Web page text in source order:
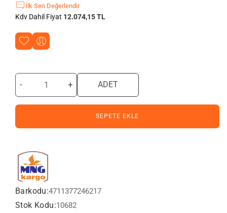
İlk Sen Değerlendir
Kdv Dahil Fiyat 12.074,15 TL
- + ADET
SEPETE EKLE
Barkodu:4711377246217
Stok Kodu:10682